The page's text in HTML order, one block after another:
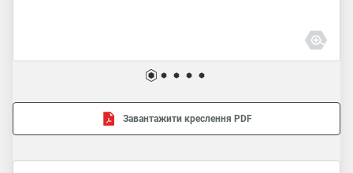
Завантажити креслення PDF